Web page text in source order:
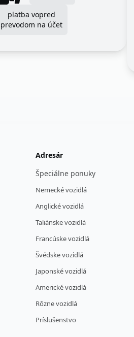
platba vopred
prevodom na účet
Adresár
Špeciálne ponuky
Nemecké vozidlá
Anglické vozidlá
Taliánske vozidlá
Francúske vozidlá
Švédske vozidlá
Japonské vozidlá
Americké vozidlá
Rôzne vozidlá
Príslušenstvo